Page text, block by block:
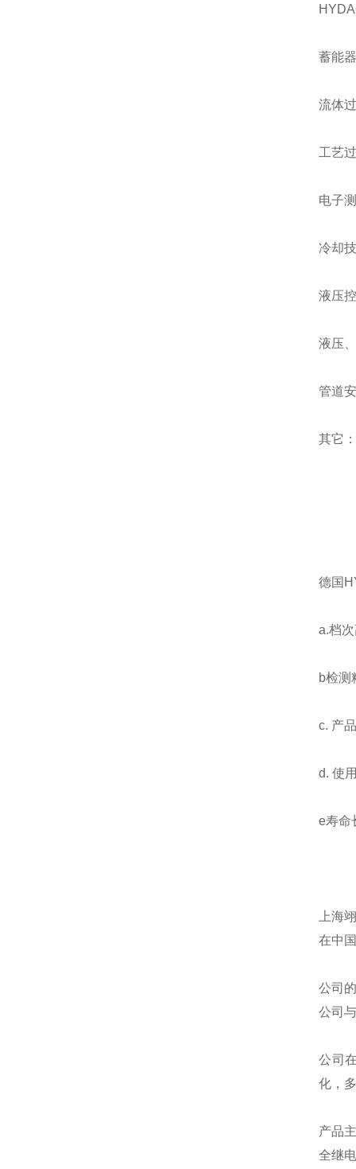
蓄能
流体
工艺
电子
冷却
液压
液压
管道
其它
德国
a.档
b检测
c. 产
d. 使
e寿命
上海
在中
公司
公司
公司
化，
产品
全继